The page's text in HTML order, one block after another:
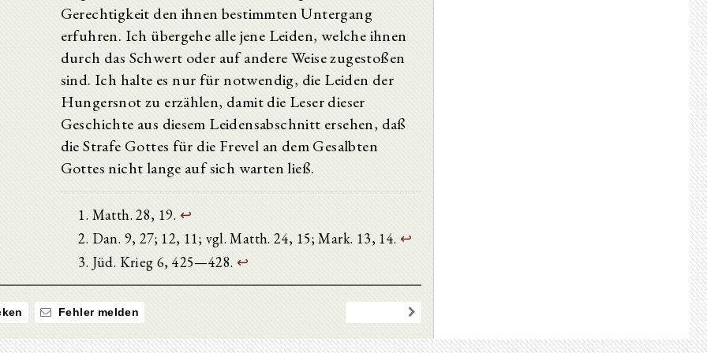
Gerechtigkeit den ihnen bestimmten Untergang
erfuhren. Ich übergehe alle jene Leiden, welche ihnen
durch das Schwert oder auf andere Weise zugestoßen
sind. Ich halte es nur für notwendig, die Leiden der
Hungersnot zu erzählen, damit die Leser dieser
Geschichte aus diesem Leidensabschnitt ersehen, daß
die Strafe Gottes für die Frevel an dem Gesalbten
Gottes nicht lange auf sich warten ließ.
Matth. 28, 19. ↩
Dan. 9, 27; 12, 11; vgl. Matth. 24, 15; Mark. 13, 14. ↩
Jüd. Krieg 6, 425—428. ↩
Fehler melden